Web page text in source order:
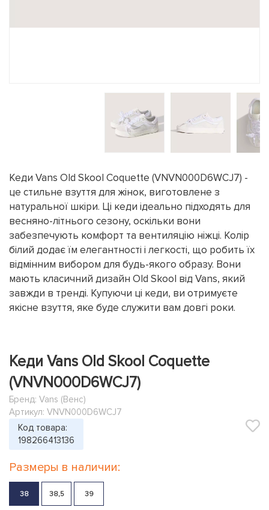
Кеди Vans Old Skool Coquette (VNVN000D6WCJ7) -
це стильне взуття для жінок, виготовлене з
натуральної шкіри. Ці кеди ідеально підходять для
весняно-літнього сезону, оскільки вони
забезпечують комфорт та вентиляцію ніжці. Колір
білий додає їм елегантності і легкості, що робить їх
відмінним вибором для будь-якого образу. Вони
мають класичний дизайн Old Skool від Vans, який
завжди в тренді. Купуючи ці кеди, ви отримуєте
якісне взуття, яке буде служити вам довгі роки.
Кеди Vans Old Skool Coquette
(VNVN000D6WCJ7)
Бренд: Vans (Венс)
Артикул: VNVN000D6WCJ7
Код товара:
198266413136
Размеры в наличии:
38 38,5 39